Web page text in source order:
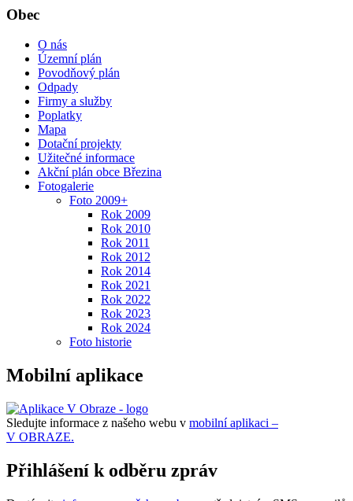
Obec
O nás
Územní plán
Povodňový plán
Odpady
Firmy a služby
Poplatky
Mapa
Dotační projekty
Užitečné informace
Akční plán obce Březina
Fotogalerie
Foto 2009+
Rok 2009
Rok 2010
Rok 2011
Rok 2012
Rok 2014
Rok 2021
Rok 2022
Rok 2023
Rok 2024
Foto historie
Mobilní aplikace
Sledujte informace z našeho webu v mobilní aplikaci –
V OBRAZE.
Přihlášení k odběru zpráv